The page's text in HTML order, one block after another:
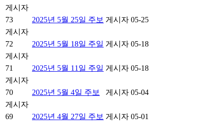
게시자
73
2025년 5월 25일 주보 게시자 05-25
게시자
72
2025년 5월 18일 주일 게시자 05-18
게시자
71
2025년 5월 11일 주일 게시자 05-18
게시자
70
2025년 5월 4일 주보 게시자 05-04
게시자
69
2025년 4월 27일 주보 게시자 05-01